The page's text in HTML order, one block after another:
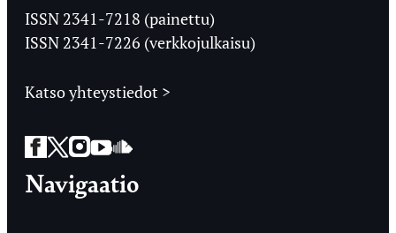
Ylioppilaslehti
ISSN 2341-7218 (painettu)
ISSN 2341-7226 (verkkojulkaisu)
Katso yhteystiedot >
Facebook
Twitter
Instagram
YouTube
SoundCloud
Navigaatio